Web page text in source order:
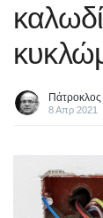
Πάτροκλος
8 Απρ 2021